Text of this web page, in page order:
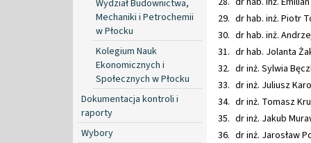
Wydział Budownictwa,
Mechaniki i Petrochemii
w Płocku
Kolegium Nauk
Ekonomicznych i
Społecznych w Płocku
Dokumentacja kontroli i
raporty
Wybory
dr hab. inż. Piotr
dr hab.
dr hab. Jolanta
dr inż. Sylwia
dr inż. Juliusz
dr inż. Tomasz
dr inż. Jakub
dr inż. Jarosław